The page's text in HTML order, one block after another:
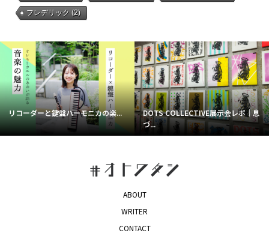
フレデリック (2)
リコーダーと鍵盤ハーモニカの楽...
DOTS COLLECTIVE展示会レポ｜息
づ...
ABOUT
WRITER
CONTACT